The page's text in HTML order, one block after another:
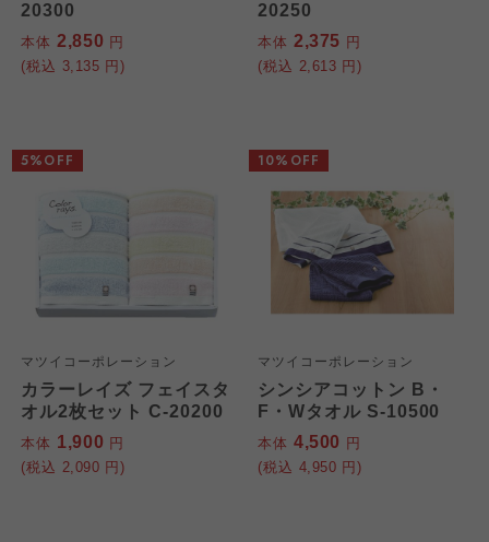
20300
本体 2,850 円
(税込 3,135 円)
20250
本体 2,375 円
(税込 2,613 円)
マツイコーポレーション
カラーレイズ フェイスタ
オル2枚セット C-20200
本体 1,900 円
(税込 2,090 円)
5%OFF
マツイコーポレーション
シンシアコットン B・
F・Wタオル S-10500
本体 4,500 円
(税込 4,950 円)
10%OFF